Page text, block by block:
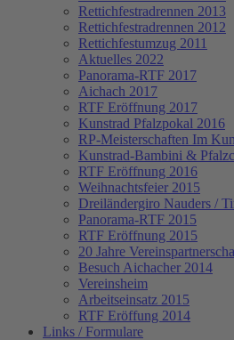
Rettichfestradrennen 2013
Rettichfestradrennen 2012
Rettichfestumzug 2011
Aktuelles 2022
Panorama-RTF 2017
Aichach 2017
RTF Eröffnung 2017
Kunstrad Pfalzpokal 2016
RP-Meisterschaften Im
Kunstrad-Bambini &
RTF Eröffnung 2016
Weihnachtsfeier 2015
Dreiländergiro Nauders /
Panorama-RTF 2015
RTF Eröffnung 2015
20 Jahre
Besuch Aichacher 2014
Vereinsheim
Arbeitseinsatz 2015
RTF Eröffung 2014
Links / Formulare